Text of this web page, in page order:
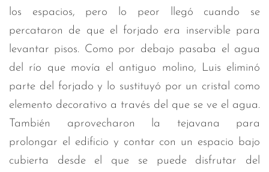
los espacios, pero lo peor llegó cuando se
percataron de que el forjado era inservible para
levantar pisos. Como por debajo pasaba el agua
del río que movía el antiguo molino, Luis eliminó
parte del forjado y lo sustituyó por un cristal como
elemento decorativo a través del que se ve el agua.
También aprovecharon la tejavana para
prolongar el edificio y contar con un espacio bajo
cubierta desde el que se puede disfrutar del